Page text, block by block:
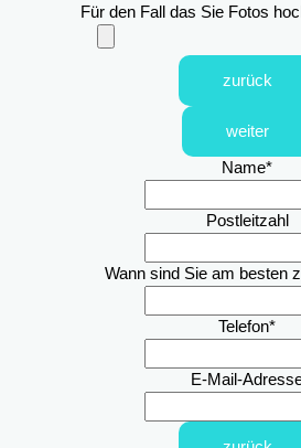
Für den Fall das Sie Fotos
zurück
weiter
Name*
Postleitzahl
Wann sind Sie am besten
Telefon*
E-Mail-